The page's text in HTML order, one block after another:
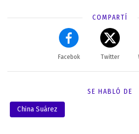
COMPARTÍ
Facebok Twitter
SE HABLÓ DE
China Suárez